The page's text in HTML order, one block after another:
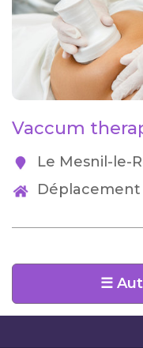
Vaccum
Le Mesnil-le-
Déplacement
☰